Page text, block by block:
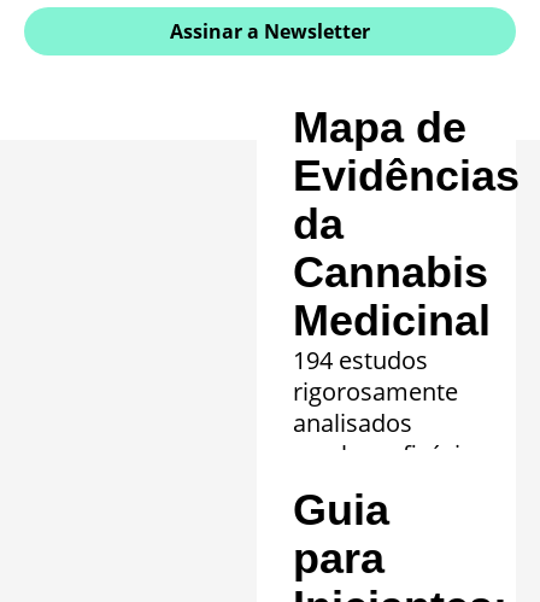
Assinar a Newsletter
Mapa de
Evidências
da
Cannabis
Medicinal
194 estudos
rigorosamente
analisados
revelam eficácia
comprovada em
20 quadros
clínicos.
Saiba mais »
Guia
para